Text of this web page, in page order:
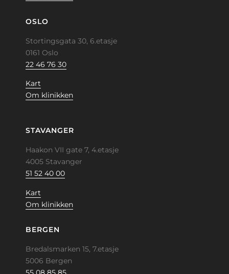
OSLO
Stortingsgata 30, 6.etasje
0161 Oslo
22 46 76 30
Kart
Om klinikken
STAVANGER
Haakon VII gate 7, 4.etasje
4005 Stavanger
51 52 40 00
Kart
Om klinikken
BERGEN
Bredalsmarken 15, 7.etasje
5006 Bergen